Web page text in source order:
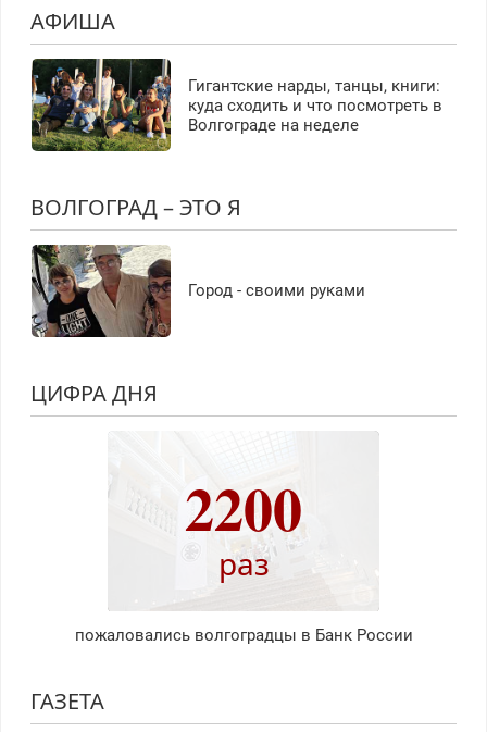
АФИША
Гигантские нарды, танцы, книги:
куда сходить и что посмотреть в
Волгограде на неделе
ВОЛГОГРАД – ЭТО Я
Город - своими руками
ЦИФРА ДНЯ
2200
раз
пожаловались волгоградцы в Банк России
ГАЗЕТА